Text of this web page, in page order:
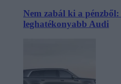
Nem zabál ki a pénzből:
leghatékonyabb Audi